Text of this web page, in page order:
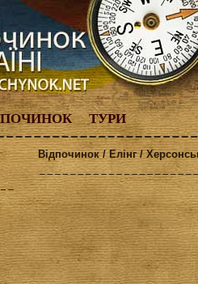
ТУРИ
Відпочинок / Елінг /